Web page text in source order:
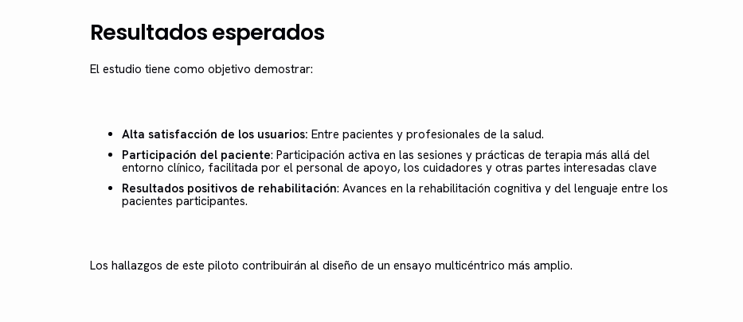
Resultados esperados
El estudio tiene como objetivo demostrar:
Alta satisfacción de los usuarios: Entre pacientes y profesionales de la salud.
Participación del paciente: Participación activa en las sesiones y prácticas de terapia más allá del
entorno clínico, facilitada por el personal de apoyo, los cuidadores y otras partes interesadas clave
Resultados positivos de rehabilitación: Avances en la rehabilitación cognitiva y del lenguaje entre los
pacientes participantes.
Los hallazgos de este piloto contribuirán al diseño de un ensayo multicéntrico más amplio.